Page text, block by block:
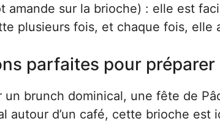
amande sur la brioche) : elle est
plusieurs fois, et chaque fois, elle
parfaites pour
un brunch dominical, une fête de
autour d’un café, cette brioche est